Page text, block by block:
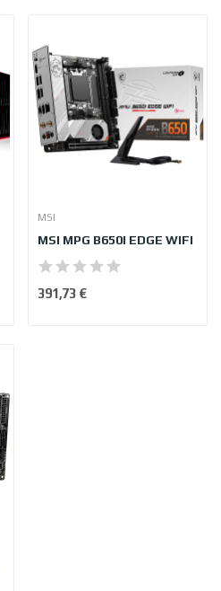
MSI
MSI MPG B650I EDGE WIFI
391,73 €